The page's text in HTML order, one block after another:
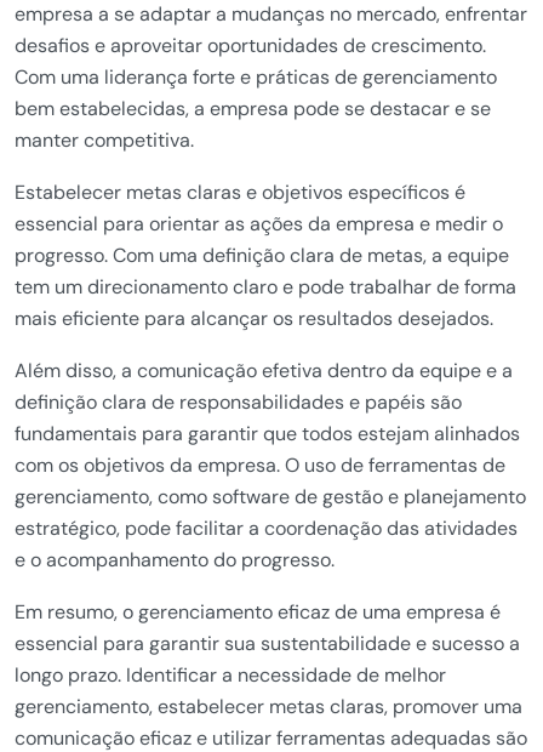
empresa a se adaptar a mudanças no mercado, enfrentar
desafios e aproveitar oportunidades de crescimento.
Com uma liderança forte e práticas de gerenciamento
bem estabelecidas, a empresa pode se destacar e se
manter competitiva.
Estabelecer metas claras e objetivos específicos é
essencial para orientar as ações da empresa e medir o
progresso. Com uma definição clara de metas, a equipe
tem um direcionamento claro e pode trabalhar de forma
mais eficiente para alcançar os resultados desejados.
Além disso, a comunicação efetiva dentro da equipe e a
definição clara de responsabilidades e papéis são
fundamentais para garantir que todos estejam alinhados
com os objetivos da empresa. O uso de ferramentas de
gerenciamento, como software de gestão e planejamento
estratégico, pode facilitar a coordenação das atividades
e o acompanhamento do progresso.
Em resumo, o gerenciamento eficaz de uma empresa é
essencial para garantir sua sustentabilidade e sucesso a
longo prazo. Identificar a necessidade de melhor
gerenciamento, estabelecer metas claras, promover uma
comunicação eficaz e utilizar ferramentas adequadas são